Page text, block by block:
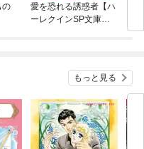
の
愛を恐れる誘惑者【ハ
ーレクインSP文庫
もっと見る